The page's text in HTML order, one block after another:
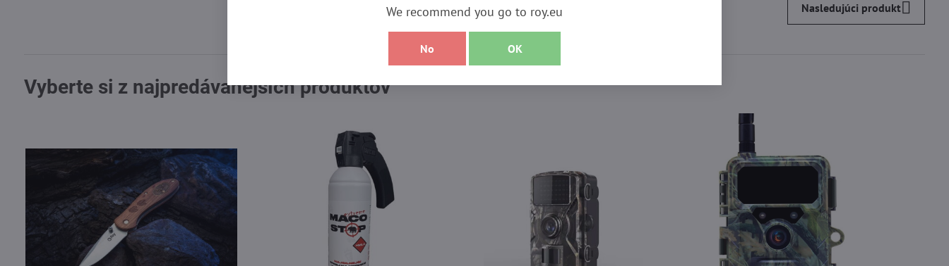
Nasledujúci produkt
Vyberte si z najpredávanejších produktov
We recommend you go to roy.eu
No OK